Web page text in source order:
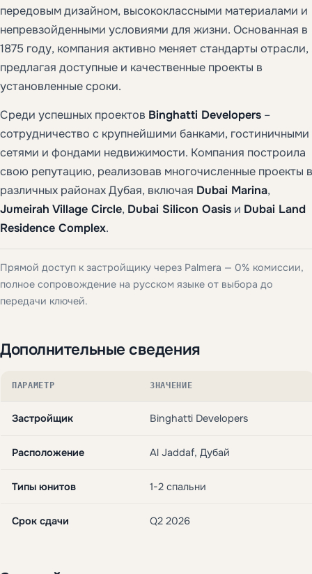
передовым дизайном, высококлассными материалами и
непревзойденными условиями для жизни. Основанная в
1875 году, компания активно меняет стандарты отрасли,
предлагая доступные и качественные проекты в
установленные сроки.
Среди успешных проектов Binghatti Developers –
сотрудничество с крупнейшими банками, гостиничными
сетями и фондами недвижимости. Компания построила
свою репутацию, реализовав многочисленные проекты в
различных районах Дубая, включая Dubai Marina,
Jumeirah Village Circle, Dubai Silicon Oasis и Dubai Land
Residence Complex.
Прямой доступ к застройщику через Palmera — 0% комиссии,
полное сопровождение на русском языке от выбора до
передачи ключей.
Дополнительные сведения
ПАРАМЕТР ЗНАЧЕНИЕ
Застройщик Binghatti Developers
Расположение Al Jaddaf, Дубай
Типы юнитов 1-2 спальни
Срок сдачи Q2 2026